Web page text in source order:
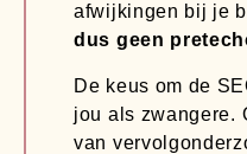
afwijkingen bij je
dus geen
De keus om de
jou als zwangere.
van